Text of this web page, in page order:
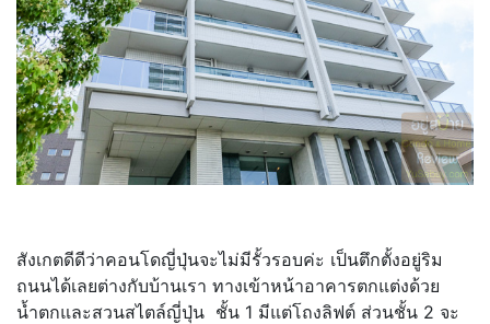
สังเกตดีดีว่าคอนโดญี่ปุ่นจะไม่มีรั้วรอบค่ะ เป็นตึกตั้งอยู่ริม
ถนนได้เลยต่างกับบ้านเรา ทางเข้าหน้าอาคารตกแต่งด้วย
น้ำตกและสวนสไตล์ญี่ปุ่น ชั้น 1 มีแต่โถงลิฟต์ ส่วนชั้น 2 จะ